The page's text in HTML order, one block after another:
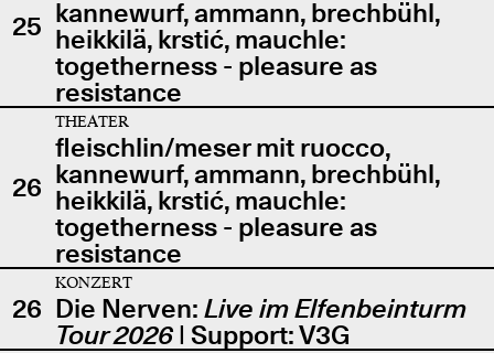
25 kannewurf, ammann, brechbühl,
heikkilä, krstić, mauchle:
togetherness - pleasure as
resistance
26
THEATER
fleischlin/meser mit ruocco,
kannewurf, ammann, brechbühl,
heikkilä, krstić, mauchle:
togetherness - pleasure as
resistance
26
KONZERT
Die Nerven: Live im Elfenbeinturm
Tour 2026| Support: V3G